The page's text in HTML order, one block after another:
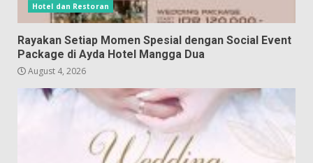
Hotel dan Restoran
Rayakan Setiap Momen Spesial dengan Social Event
Package di Ayda Hotel Mangga Dua
August 4, 2026